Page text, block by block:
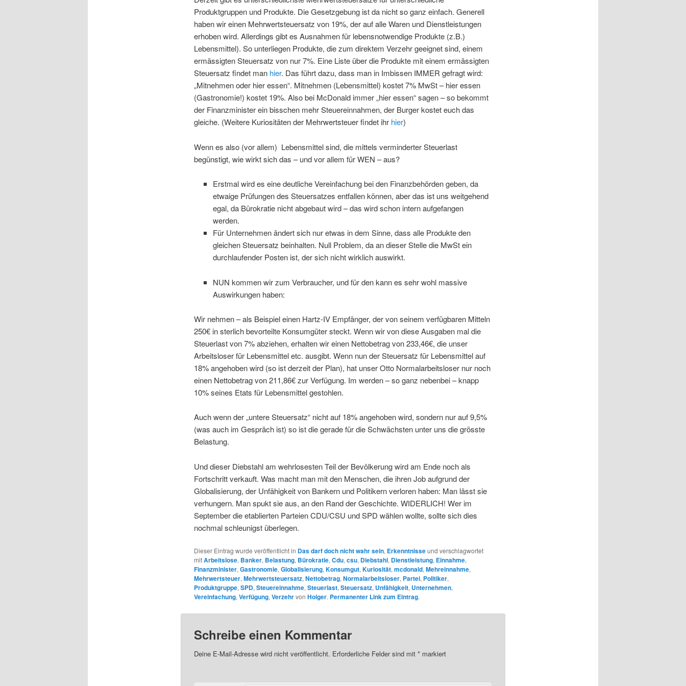
Produktgruppen und Produkte. Die Gesetzgebung ist da nicht so ganz einfach. Generell
haben wir einen Mehrwertsteuersatz von 19%, der auf alle Waren und Dienstleistungen
erhoben wird. Allerdings gibt es Ausnahmen für lebensnotwendige Produkte (z.B.)
Lebensmittel). So unterliegen Produkte, die zum direktem Verzehr geeignet sind, einem
ermässigten Steuersatz von nur 7%. Eine Liste über die Produkte mit einem ermässigten
Steuersatz findet man hier. Das führt dazu, dass man in Imbissen IMMER gefragt wird:
„Mitnehmen oder hier essen“. Mitnehmen (Lebensmittel) kostet 7% MwSt – hier essen
(Gastronomie!) kostet 19%. Also bei McDonald immer „hier essen“ sagen – so bekommt
der Finanzminister ein bisschen mehr Steuereinnahmen, der Burger kostet euch das
gleiche. (Weitere Kuriositäten der Mehrwertsteuer findet ihr hier)
Wenn es also (vor allem) Lebensmittel sind, die mittels verminderter Steuerlast
begünstigt, wie wirkt sich das – und vor allem für WEN – aus?
Erstmal wird es eine deutliche Vereinfachung bei den Finanzbehörden geben, da
etwaige Prüfungen des Steuersatzes entfallen können, aber das ist uns weitgehend
egal, da Bürokratie nicht abgebaut wird – das wird schon intern aufgefangen
werden.
Für Unternehmen ändert sich nur etwas in dem Sinne, dass alle Produkte den
gleichen Steuersatz beinhalten. Null Problem, da an dieser Stelle die MwSt ein
durchlaufender Posten ist, der sich nicht wirklich auswirkt.
NUN kommen wir zum Verbraucher, und für den kann es sehr wohl massive
Auswirkungen haben:
Wir nehmen – als Beispiel einen Hartz-IV Empfänger, der von seinem verfügbaren Mitteln
250€ in sterlich bevorteilte Konsumgüter steckt. Wenn wir von diese Ausgaben mal die
Steuerlast von 7% abziehen, erhalten wir einen Nettobetrag von 233,46€, die unser
Arbeitsloser für Lebensmittel etc. ausgibt. Wenn nun der Steuersatz für Lebensmittel auf
18% angehoben wird (so ist derzeit der Plan), hat unser Otto Normalarbeitsloser nur noch
einen Nettobetrag von 211,86€ zur Verfügung. Im werden – so ganz nebenbei – knapp
10% seines Etats für Lebensmittel gestohlen.
Auch wenn der „untere Steuersatz“ nicht auf 18% angehoben wird, sondern nur auf 9,5%
(was auch im Gespräch ist) so ist die gerade für die Schwächsten unter uns die grösste
Belastung.
Und dieser Diebstahl am wehrlosesten Teil der Bevölkerung wird am Ende noch als
Fortschritt verkauft. Was macht man mit den Menschen, die ihren Job aufgrund der
Globalisierung, der Unfähigkeit von Bankern und Politikern verloren haben: Man lässt sie
verhungern. Man spukt sie aus, an den Rand der Geschichte. WIDERLICH! Wer im
September die etablierten Parteien CDU/CSU und SPD wählen wollte, sollte sich dies
nochmal schleunigst überlegen.
Dieser Eintrag wurde veröffentlicht in Das darf doch nicht wahr sein, Erkenntnisseund verschlagwortet
mitArbeitslose, Banker, Belastung, Bürokratie, Cdu, csu, Diebstahl, Dienstleistung, Einnahme,
Finanzminister, Gastronomie, Globalisierung, Konsumgut, Kuriosität, mcdonald, Mehreinnahme,
Mehrwertsteuer, Mehrwertsteuersatz, Nettobetrag, Normalarbeitsloser, Partei, Politiker,
Produktgruppe, SPD, Steuereinnahme, Steuerlast, Steuersatz, Unfähigkeit, Unternehmen,
Vereinfachung, Verfügung, Verzehrvon Holger. Permanenter Link zum Eintrag.
Schreibe einen Kommentar
Deine E-Mail-Adresse wird nicht veröffentlicht. Erforderliche Felder sind mit *markiert